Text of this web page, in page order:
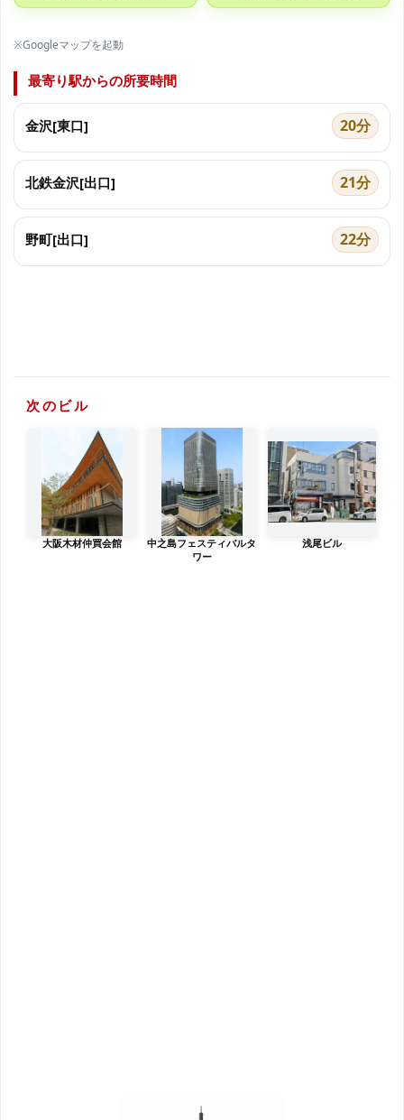
※Googleマップを起動
最寄り駅からの所要時間
金沢[東口] 20分
北鉄金沢[出口] 21分
野町[出口] 22分
次のビル
大阪木材仲買会館
中之島フェスティバルタ
ワー
浅尾ビル